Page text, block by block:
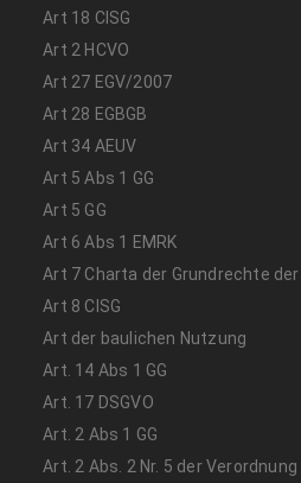
Art 18 CISG
Art 2 HCVO
Art 27 EGV/2007
Art 28 EGBGB
Art 34 AEUV
Art 5 Abs 1 GG
Art 5 GG
Art 6 Abs 1 EMRK
Art 7 Charta der Grundrechte der
Art 8 CISG
Art der baulichen Nutzung
Art. 14 Abs 1 GG
Art. 17 DSGVO
Art. 2 Abs 1 GG
Art. 2 Abs. 2 Nr. 5 der